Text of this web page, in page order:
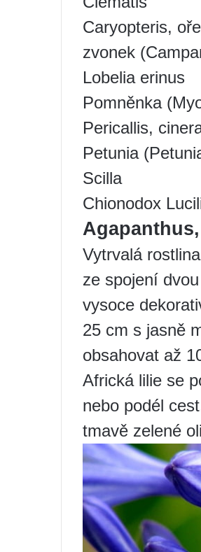
Caryopteris,
zvonek
Lobelia erinus
Pomněnka
Pericallis,
Petunia
Scilla
Chionodox
Vytrvalá
ze spojení
vysoce
25 cm s jasně
obsahovat až
Africká lilie se
nebo podél
tmavě zelené